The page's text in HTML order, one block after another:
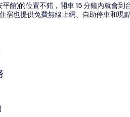
平館)的位置不錯，開車 15 分鐘內就會
宿也提供免費無線上網、自助停車和現